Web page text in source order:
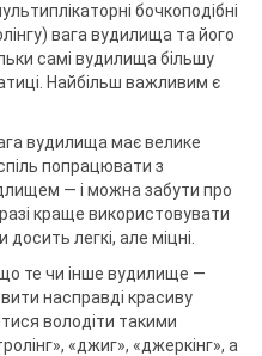
бочкоподібні
вага вудилища та його
самі вудилища більшу
Найбільш важливим є
вудилища має велике
попрацювати з
— і можна забути про
краще використовувати
легкі, але міцні.
те чи інше вудилище —
насправді красиву
володіти такими
«джиг», «джеркінг», а